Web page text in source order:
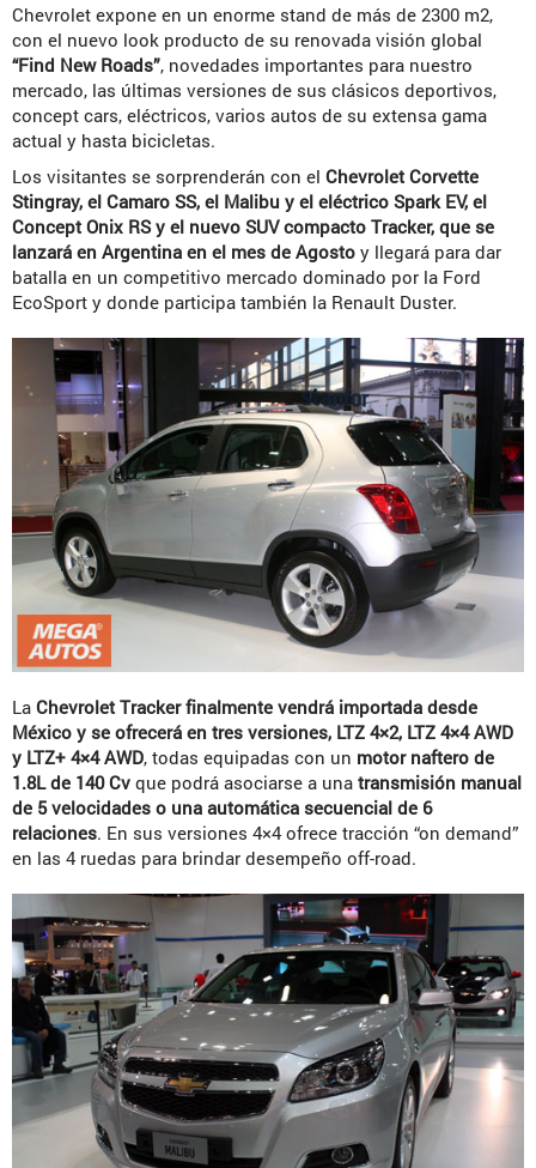
Chevrolet expone en un enorme stand de más de 2300 m2,
con el nuevo look producto de su renovada visión global
“Find New Roads”, novedades importantes para nuestro
mercado, las últimas versiones de sus clásicos deportivos,
concept cars, eléctricos, varios autos de su extensa gama
actual y hasta bicicletas.
Los visitantes se sorprenderán con el Chevrolet Corvette
Stingray, el Camaro SS, el Malibu y el eléctrico Spark EV, el
Concept Onix RS y el nuevo SUV compacto Tracker, que se
lanzará en Argentina en el mes de Agosto y llegará para dar
batalla en un competitivo mercado dominado por la Ford
EcoSport y donde participa también la Renault Duster.
La Chevrolet Tracker finalmente vendrá importada desde
México y se ofrecerá en tres versiones, LTZ 4×2, LTZ 4×4 AWD
y LTZ+ 4×4 AWD, todas equipadas con un motor naftero de
1.8L de 140 Cv que podrá asociarse a una transmisión manual
de 5 velocidades o una automática secuencial de 6
relaciones. En sus versiones 4×4 ofrece tracción “on demand”
en las 4 ruedas para brindar desempeño off-road.